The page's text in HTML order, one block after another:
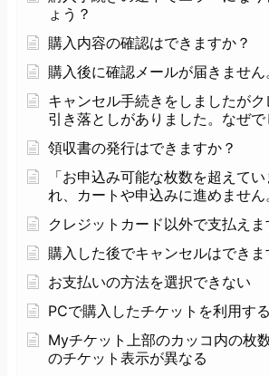
ょう？
購入内容の確認はできますか？
購入後に確認メールが届きません
キャンセル手続きをしましたが
引き落としがありました。なぜで
領収書の発行はできますか？
「お申込み可能な枚数を超えて
れ、カートや申込みに進めません
クレジットカード以外で支払えま
購入した後でキャンセルはできま
お支払いの方法を選択できない
PCで購入したチケットを利用す
Myチケット上部のカッコ内の枚
のチケット表示が異なる